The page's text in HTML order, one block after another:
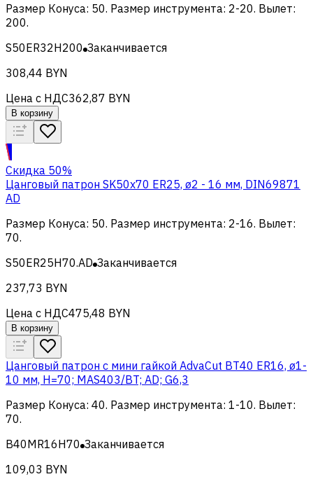
Размер Конуса: 50. Размер инструмента: 2-20. Вылет:
200.
S50ER32H200 Заканчивается
308,44 BYN
Цена с НДС362,87 BYN
В корзину
Скидка 50%
Цанговый патрон SK50х70 ER25, ø2 - 16 мм, DIN69871
AD
Размер Конуса: 50. Размер инструмента: 2-16. Вылет:
70.
S50ER25H70.AD Заканчивается
237,73 BYN
Цена с НДС475,48 BYN
В корзину
Цанговый патрон c мини гайкой AdvaCut BT40 ER16, ø1-
10 мм, H=70; MAS403/BT; AD; G6,3
Размер Конуса: 40. Размер инструмента: 1-10. Вылет:
70.
B40MR16H70 Заканчивается
109,03 BYN